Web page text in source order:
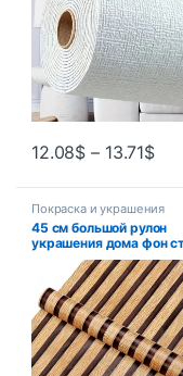
12.08$ – 13.71$
Покраска и украшения
45 см большой рулон
украшения дома фон
стол шкаф обои
полосы водостойкие
самоклеящиеся
стену